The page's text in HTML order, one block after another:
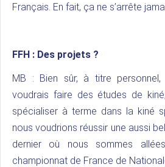
Français. En fait, ça ne s’arrête
FFH : Des projets ?
MB : Bien sûr, à titre
voudrais faire des études de
spécialiser à terme dans la kiné
nous voudrions réussir une aussi
dernier où nous sommes
championnat de France de